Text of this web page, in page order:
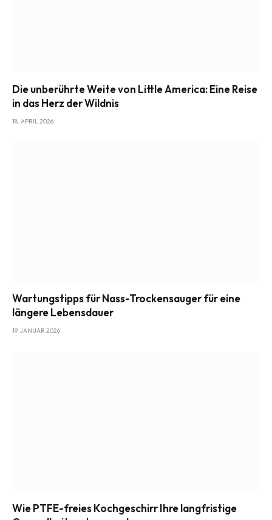
Die unberührte Weite von Little America: Eine Reise
in das Herz der Wildnis
18. APRIL 2026
Wartungstipps für Nass-Trockensauger für eine
längere Lebensdauer
19. JANUAR 2026
Wie PTFE-freies Kochgeschirr Ihre langfristige